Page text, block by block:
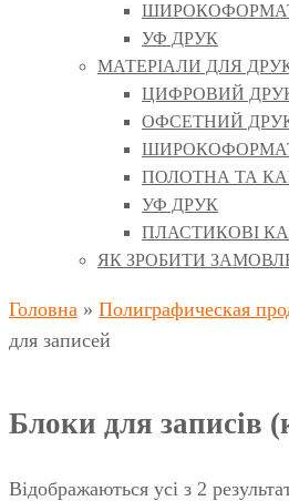
УФ ДРУК
МАТЕРІАЛИ ДЛЯ
ЦИФРОВИЙ
ОФСЕТНИЙ
ПОЛОТНА ТА
УФ ДРУК
ПЛАСТИКОВІ
ЯК ЗРОБИТИ
Головна » Полиграфическая
для записей
Блоки для записів
Відображаються усі з 2